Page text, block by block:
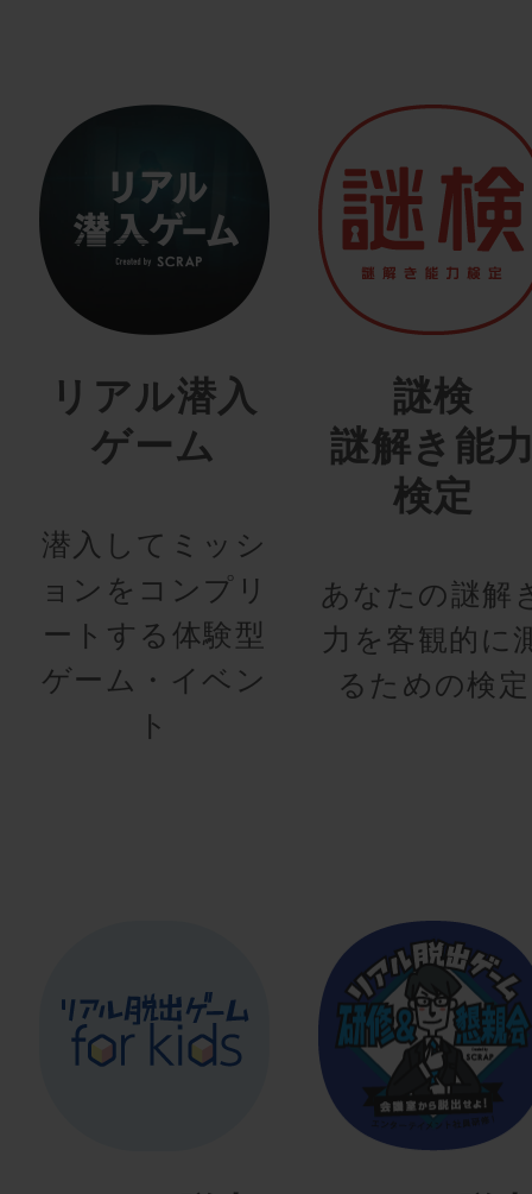
リアル潜入
ゲーム
潜入してミッシ
ョンをコンプリ
ートする体験型
ゲーム・イベン
ト
謎検
謎解き能
検定
あなたの謎解
力を客観的に
るための検定